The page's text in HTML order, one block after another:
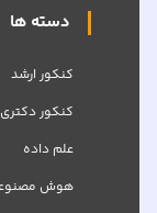
دسته ها
کنکور ارشد
کنکور دکتری
علم داده
هوش